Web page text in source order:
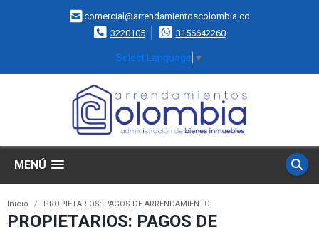
comercial@arrendamientoscolombia.co
3220105
3156642260
Select Language ▼
MENÚ
Inicio PROPIETARIOS: PAGOS DE ARRENDAMIENTO
PROPIETARIOS: PAGOS DE